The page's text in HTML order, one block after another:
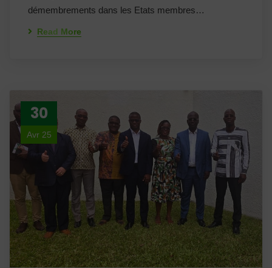
démembrements dans les Etats membres…
Read More
30
Avr 25